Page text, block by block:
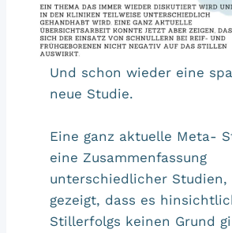
Und schon wieder eine
neue Studie.
Eine ganz aktuelle Meta-
eine Zusammenfassung
unterschiedlicher Studien,
gezeigt, dass es
Stillerfolgs keinen Grund